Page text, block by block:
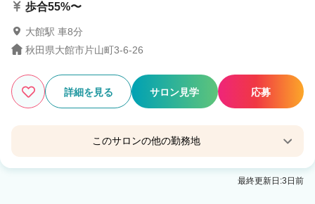
土日休み可
この条件の求人数
検索する
歩合55%〜
大館駅 車8分
秋田県大館市片山町3-6-26
詳細を見る サロン見学 応募
このサロンの他の勤務地
Agu hair 大館
最終更新日:3日前